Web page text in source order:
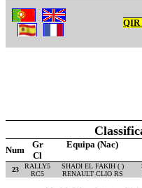
QIR
Num
Gr Equipa (Nac)
Cl
23 RALLY5 SHADI EL FAKIH ( )
RC5
RENAULT CLIO RS